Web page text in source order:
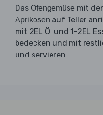
Das Ofengemüse mit
Aprikosen auf Teller
mit 2EL Öl und 1-2EL
bedecken und mit
und servieren.